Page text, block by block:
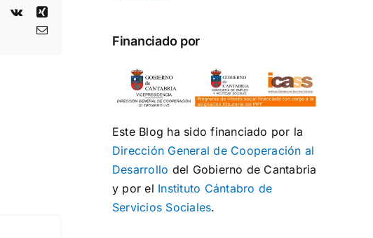
Pinterest
Vk
Xing
Correo
Financiado por
Este Blog ha sido financiado por la
Dirección General de Cooperación al
Desarrollo del Gobierno de Cantabria
y por el Instituto Cántabro de
Servicios Sociales.